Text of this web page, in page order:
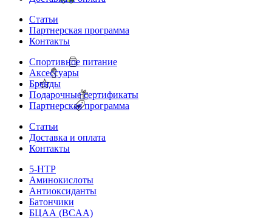
Статьи
Партнерская программа
Контакты
Спортивное питание
Аксессуары
Бренды
Подарочные сертификаты
Партнерская программа
Статьи
Доставка и оплата
Контакты
5-HTP
Аминокислоты
Антиоксиданты
Батончики
БЦАА (BCAA)